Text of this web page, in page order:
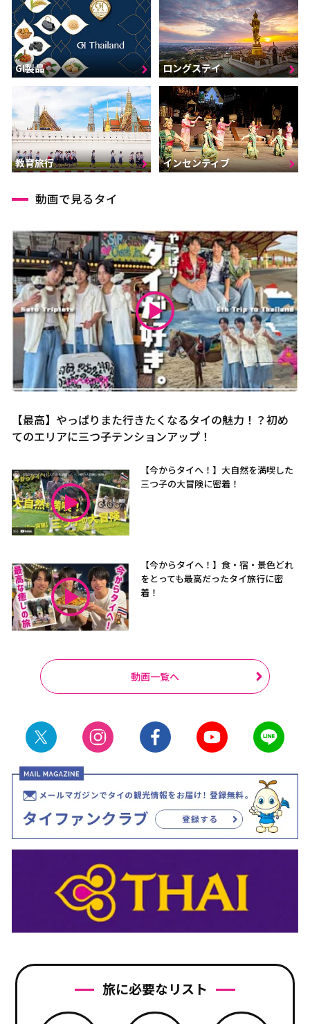
GI製品 ロングステイ
教育旅行 インセンティブ
動画で見るタイ
【最高】やっぱりまた行きたくなるタイの魅力！？初め
てのエリアに三つ子テンションアップ！
【今からタイへ！】大自然を満喫した
三つ子の大冒険に密着！
【今からタイへ！】食・宿・景色どれ
をとっても最高だったタイ旅行に密
着！
動画一覧へ
旅に必要なリスト